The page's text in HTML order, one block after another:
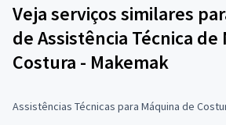
Veja serviços similares
de Assistência Técnica de
Costura - Makemak
Assistências Técnicas para Máquina de